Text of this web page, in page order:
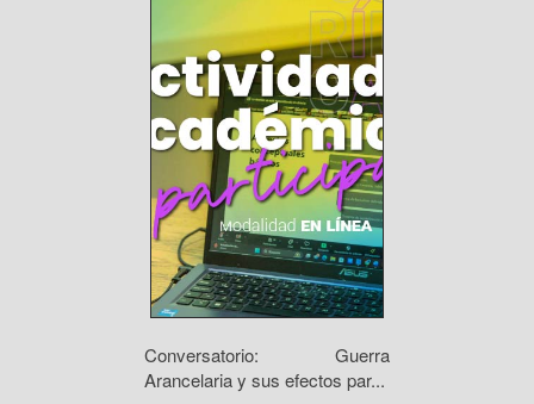
Conversatorio: Guerra
Arancelaria y sus efectos par...